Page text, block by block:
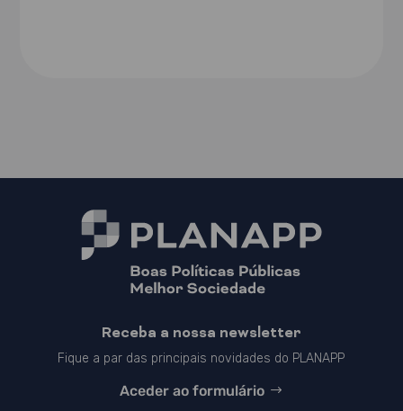
Receba a nossa newsletter
Fique a par das principais novidades do PLANAPP
Aceder ao formulário